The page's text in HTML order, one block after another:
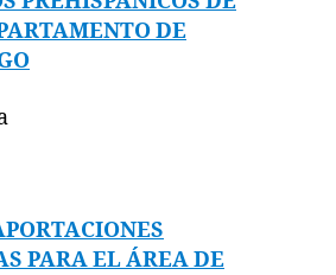
DE
PARA EL ÁREADE